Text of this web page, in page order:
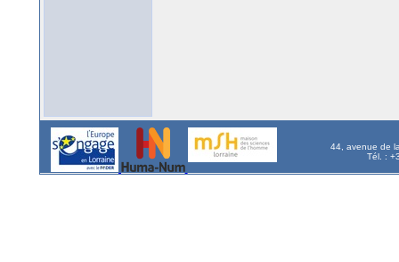
44, avenue de
Tél. :